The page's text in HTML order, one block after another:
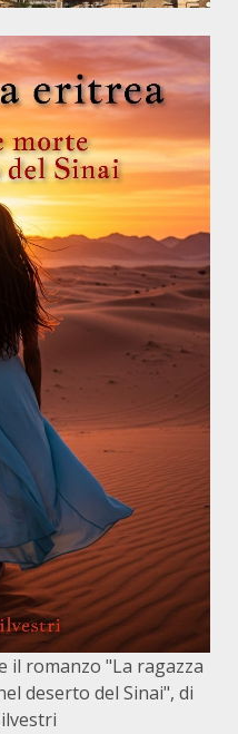
il romanzo "La ragazza
deserto del Sinai", di